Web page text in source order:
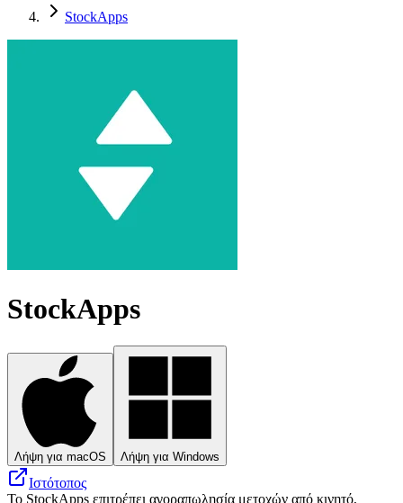
StockApps
StockApps
Λήψη για macOS Λήψη για Windows
Ιστότοπος
Το StockApps επιτρέπει αγοραπωλησία μετοχών από κινητό,